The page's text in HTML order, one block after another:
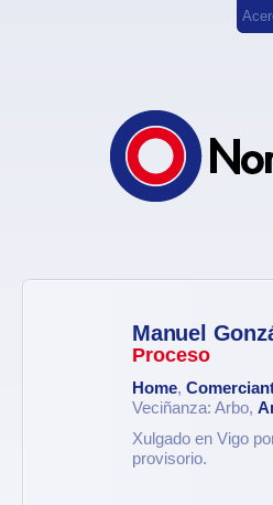
Manuel
Proceso
Home,
Veciñanza: Arbo,
Xulgado en Vigo
provisorio.